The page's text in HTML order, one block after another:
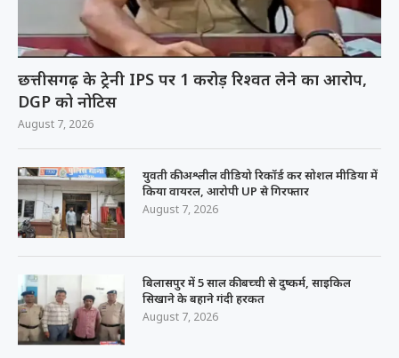
छत्तीसगढ़ के ट्रेनी IPS पर 1 करोड़ रिश्वत लेने का आरोप,
DGP को नोटिस
August 7, 2026
युवती की अश्लील वीडियो रिकॉर्ड कर सोशल मीडिया में
किया वायरल, आरोपी UP से गिरफ्तार
August 7, 2026
बिलासपुर में 5 साल की बच्ची से दुष्कर्म, साइकिल
सिखाने के बहाने गंदी हरकत
August 7, 2026